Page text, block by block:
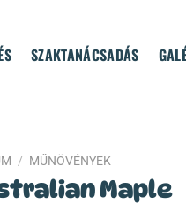
SZAKTANÁCSADÁS
/ MŰNÖVÉNYEK
Maple